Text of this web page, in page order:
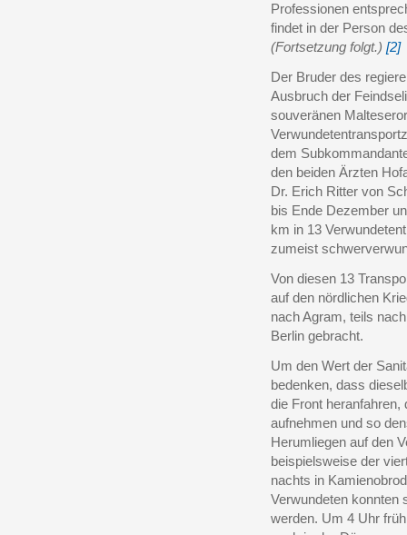
Professionen
findet in der Person
(Fortsetzung folgt.) [2]
Der Bruder des
Ausbruch der
souveränen
dem
den beiden Ärzten
Dr. Erich Ritter von
bis Ende Dezember
km in 13
zumeist
Von diesen 13
auf den nördlichen
nach Agram, teils
Berlin gebracht.
Um den Wert der
bedenken, dass
die Front heranfahren,
aufnehmen und so
Herumliegen auf den
beispielsweise der
nachts in
Verwundeten konnten
werden. Um 4 Uhr